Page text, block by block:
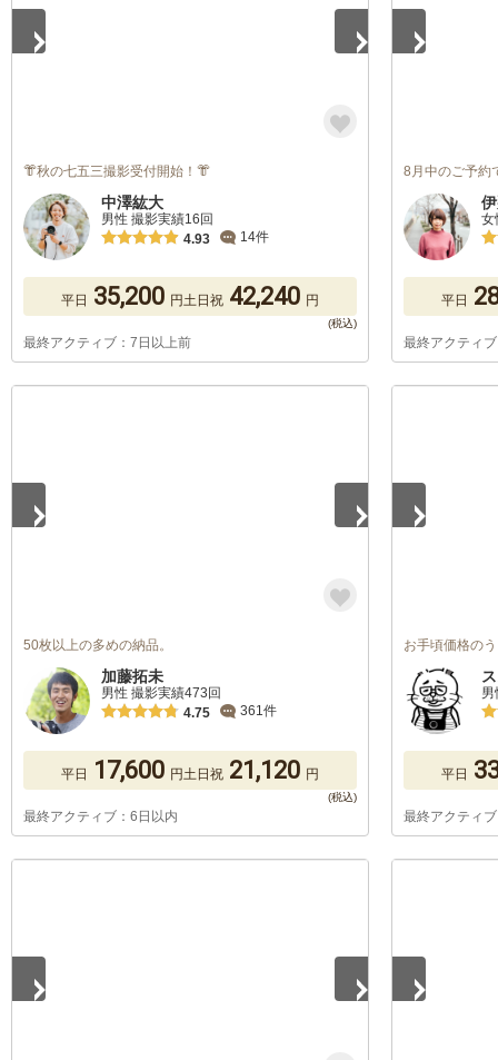
👘秋の七五三撮影受付開始！👘
中澤紘大
男性 撮影実績16回
4.93
14件
平日 35,200 円土日祝 42,240 円
最終アクティブ：7日以上前
8月中のご予約
女
平日
最終アクティ
50枚以上の多めの納品。
加藤拓未
男性 撮影実績473回
4.75
361件
平日 17,600 円土日祝 21,120 円
最終アクティブ：6日以内
お手頃価格の
平日
最終アクティ